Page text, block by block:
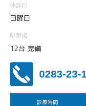
休診日
日曜日
駐車場
12台 完備
0283-23-
診療時間